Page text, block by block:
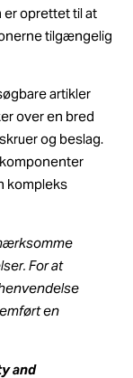
er oprettet til at
tilgængelig
artikler
over en bred
og beslag.
kompleks
For at
en
and